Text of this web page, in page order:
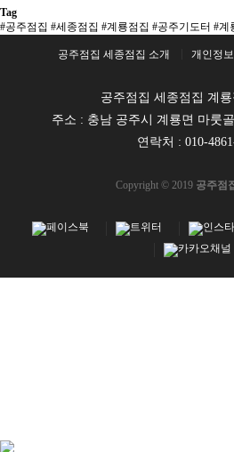
Tag
#공주점집 #세종점집 #계룡점집 #공주기도터 #계
공주점집 세종점집 소개 개인정
공주점집 세종점집 계
주소 : 충남 공주시 계룡면 마룻
연락처 : 010-
Copyright © 2019 공주점